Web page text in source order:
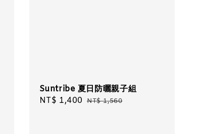
Suntribe 夏日防曬親子組
Sale
NT$ 1,400 Regular
NT$ 1,560